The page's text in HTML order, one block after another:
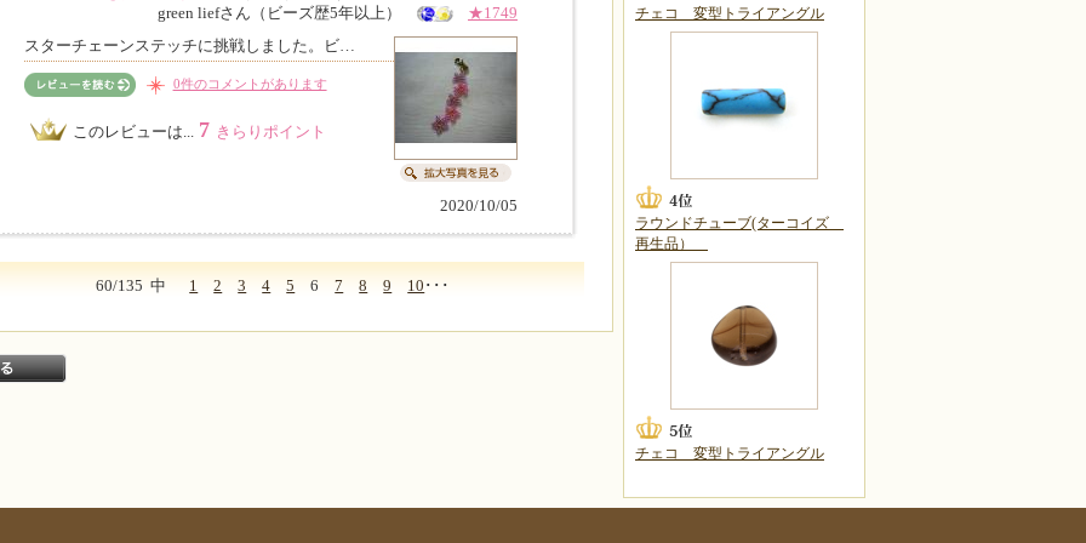
green liefさん（ビーズ歴5年以上）
★1749
スターチェーンステッチに挑戦しました。ビ…
0件のコメントがあります
このレビューは... 7 きらりポイント
2020/10/05
60/135 中 1 2 3 4 5 67 8 9 10 ･･･
チェコ 変型トライアングル
ラウンドチューブ(ターコイズ
再生品）
チェコ 変型トライアングル